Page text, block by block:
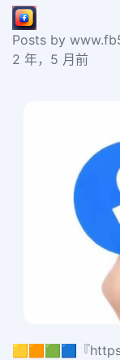
Posts by
2 年，5 月前
🟨🟧🟩🟦『